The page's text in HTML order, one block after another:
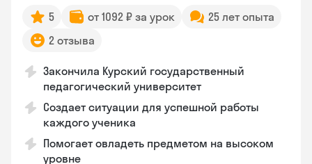
5 от 1092 ₽ за урок
25 лет опыта
2 отзыва
Закончила Курский государственный
педагогический университет
Создает ситуации для успешной работы
каждого ученика
Помогает овладеть предметом на высоком
уровне